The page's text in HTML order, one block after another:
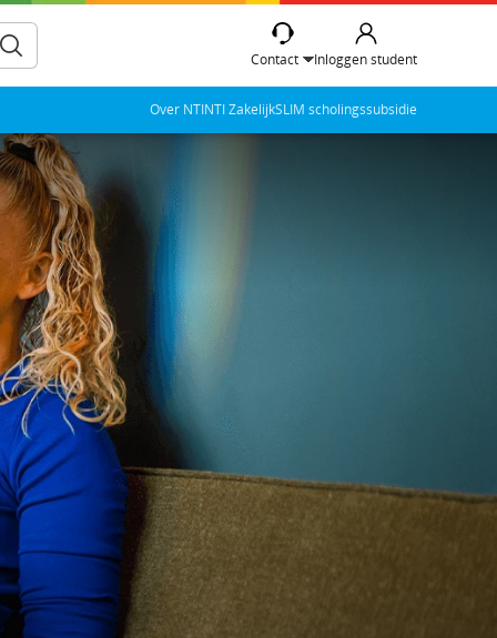
Contact Inloggen student
Over NTINTI ZakelijkSLIM scholingssubsidie